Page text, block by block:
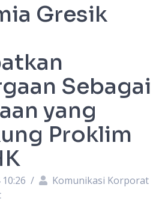
Gresik
Sebagai
yang
Proklim
/
Komunikasi Korporat